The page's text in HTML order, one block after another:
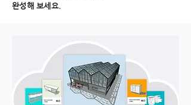
​완성해 보세요.